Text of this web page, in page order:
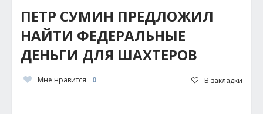
ПЕТР СУМИН ПРЕДЛОЖИЛ
НАЙТИ ФЕДЕРАЛЬНЫЕ
ДЕНЬГИ ДЛЯ ШАХТЕРОВ
Мне нравится 0 В закладки